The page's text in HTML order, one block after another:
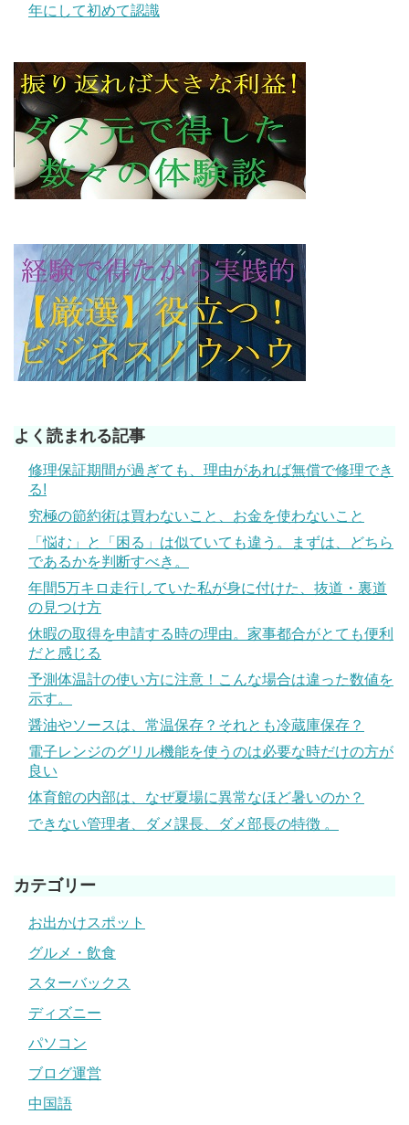
年にして初めて認識
よく読まれる記事
修理保証期間が過ぎても、理由があれば無償で修理でき
る!
究極の節約術は買わないこと、お金を使わないこと
「悩む」と「困る」は似ていても違う。まずは、どちら
であるかを判断すべき。
年間5万キロ走行していた私が身に付けた、抜道・裏道
の見つけ方
休暇の取得を申請する時の理由。家事都合がとても便利
だと感じる
予測体温計の使い方に注意！こんな場合は違った数値を
示す。
醤油やソースは、常温保存？それとも冷蔵庫保存？
電子レンジのグリル機能を使うのは必要な時だけの方が
良い
体育館の内部は、なぜ夏場に異常なほど暑いのか？
できない管理者、ダメ課長、ダメ部長の特徴 。
カテゴリー
お出かけスポット
グルメ・飲食
スターバックス
ディズニー
パソコン
ブログ運営
中国語